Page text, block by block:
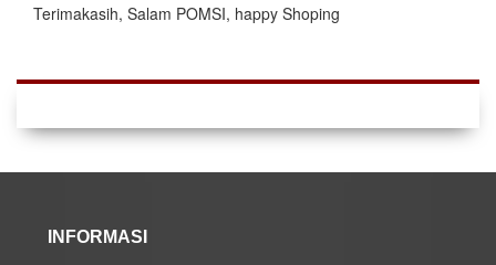
Terimakasih, Salam POMSI, happy Shoping
INFORMASI